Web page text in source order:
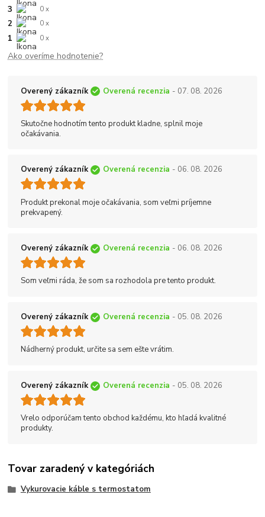
3
0 x
2 0 x
1 0 x
Ako overíme hodnotenie?
Overený zákazník Overená recenzia - 07. 08. 2026
Skutočne hodnotím tento produkt kladne, splnil moje
očakávania.
Overený zákazník Overená recenzia - 06. 08. 2026
Produkt prekonal moje očakávania, som veľmi príjemne
prekvapený.
Overený zákazník Overená recenzia - 06. 08. 2026
Som veľmi ráda, že som sa rozhodola pre tento produkt.
Overený zákazník Overená recenzia - 05. 08. 2026
Nádherný produkt, určite sa sem ešte vrátim.
Overený zákazník Overená recenzia - 05. 08. 2026
Vrelo odporúčam tento obchod každému, kto hľadá kvalitné
produkty.
Tovar zaradený v kategóriách
Vykurovacie káble s termostatom